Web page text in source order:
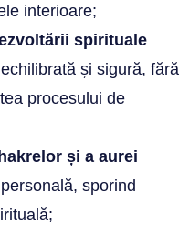
interioare;
spirituale
și sigură, fără
procesului de
și a aurei
sporind